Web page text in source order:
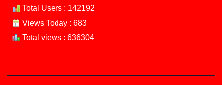
Total Users : 142192
Views Today : 683
Total views : 636304